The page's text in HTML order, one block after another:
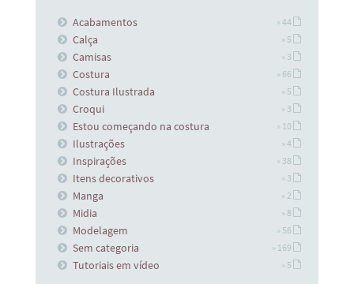
Acabamentos » 44
Calça » 5
Camisas » 3
Costura » 66
Costura Ilustrada » 5
Croqui » 3
Estou começando na costura » 10
Ilustrações » 4
Inspirações » 38
Itens decorativos » 3
Manga » 2
Midia » 8
Modelagem » 56
Sem categoria » 169
Tutoriais em vídeo » 5